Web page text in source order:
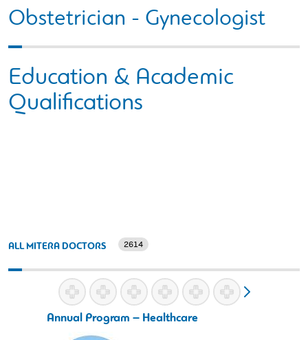
Obstetrician - Gynecologist
Education & Academic
Qualifications
ALL MITERA DOCTORS 2614
Annual Program – Healthcare